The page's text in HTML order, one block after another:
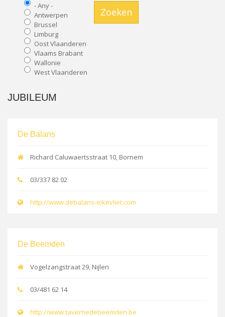
- Any -
Antwerpen
Brussel
Limburg
Oost Vlaanderen
Vlaams Brabant
Wallonie
West Vlaanderen
Zoeken
JUBILEUM
De Balans
Richard Caluwaertsstraat 10, Bornem
03/337 82 02
http://www.debalans-eikevliet.com
De Beemden
Vogelzangstraat 29, Nijlen
03/481 62 14
http://www.tavernedebeemden.be